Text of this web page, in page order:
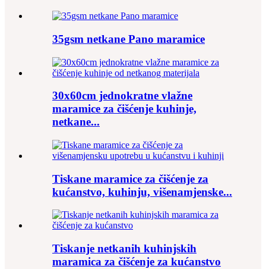
35gsm netkane Pano maramice
30x60cm jednokratne vlažne
maramice za čišćenje kuhinje,
netkane...
Tiskane maramice za čišćenje za
kućanstvo, kuhinju, višenamjenske...
Tiskanje netkanih kuhinjskih
maramica za čišćenje za kućanstvo